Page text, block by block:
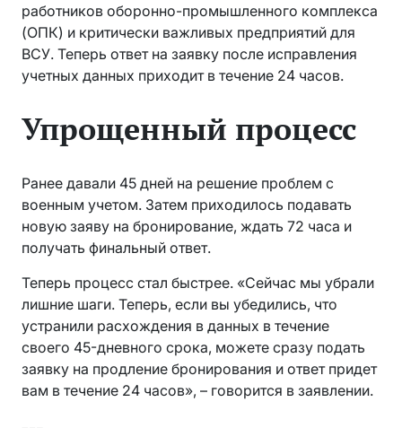
работников оборонно-промышленного комплекса
(ОПК) и критически важливых предприятий для
ВСУ. Теперь ответ на заявку после исправления
учетных данных приходит в течение 24 часов.
Упрощенный процесс
Ранее давали 45 дней на решение проблем с
военным учетом. Затем приходилось подавать
новую заяву на бронирование, ждать 72 часа и
получать финальный ответ.
Теперь процесс стал быстрее. «Сейчас мы убрали
лишние шаги. Теперь, если вы убедились, что
устранили расхождения в данных в течение
своего 45-дневного срока, можете сразу подать
заявку на продление бронирования и ответ придет
вам в течение 24 часов», – говорится в заявлении.